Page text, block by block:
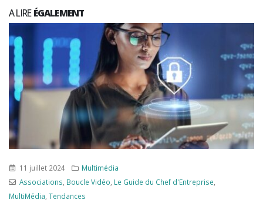
A LIREÉGALEMENT
11 juillet 2024
Multimédia
Associations, Boucle Vidéo, Le Guide du Chef d'Entreprise,
MultiMédia, Tendances